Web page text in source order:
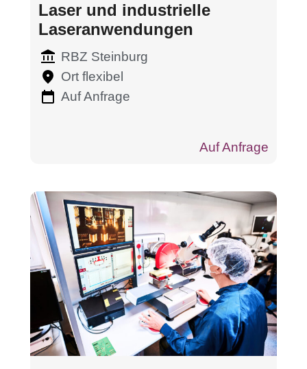
Laser und industrielle
Laseranwendungen
RBZ Steinburg
Ort flexibel
Auf Anfrage
Auf Anfrage